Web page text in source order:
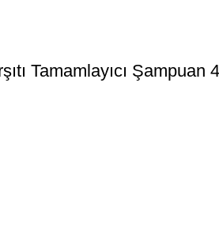
Tamamlayıcı Şampuan